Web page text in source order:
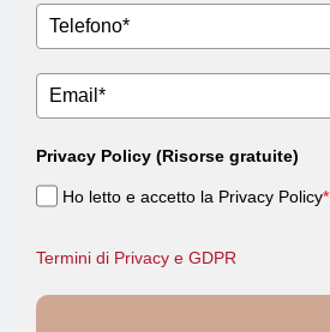
Privacy Policy (Risorse gratuite)
Ho letto e accetto la Privacy Policy*
Termini di Privacy e GDPR